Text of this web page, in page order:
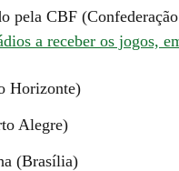
pela CBF
a receber os jogos,
Horizonte)
Alegre)
(Brasília)